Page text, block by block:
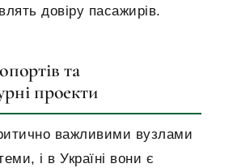
довіру пасажирів.
та
проекти
важливими вузлами
і в Україні вони є